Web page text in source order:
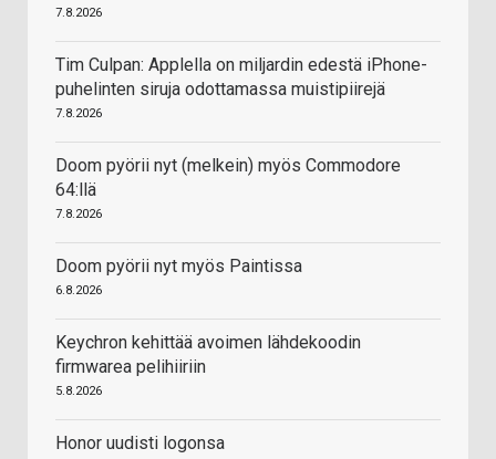
7.8.2026
Tim Culpan: Applella on miljardin edestä iPhone-
puhelinten siruja odottamassa muistipiirejä
7.8.2026
Doom pyörii nyt (melkein) myös Commodore
64:llä
7.8.2026
Doom pyörii nyt myös Paintissa
6.8.2026
Keychron kehittää avoimen lähdekoodin
firmwarea pelihiiriin
5.8.2026
Honor uudisti logonsa